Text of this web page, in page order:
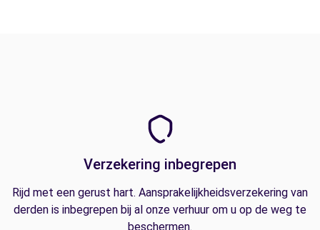
Verzekering inbegrepen
Rijd met een gerust hart. Aansprakelijkheidsverzekering van
derden is inbegrepen bij al onze verhuur om u op de weg te
beschermen.